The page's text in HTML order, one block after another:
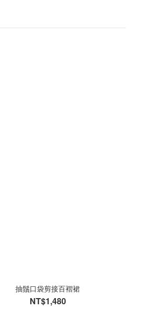
抽鬚口袋剪接百褶裙
NT$1,480